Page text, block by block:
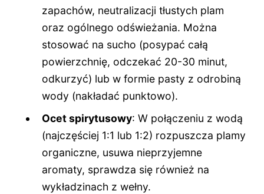
zapachów, neutralizacji tłustych plam
oraz ogólnego odświeżania. Można
stosować na sucho (posypać całą
powierzchnię, odczekać 20-30 minut,
odkurzyć) lub w formie pasty z odrobiną
wody (nakładać punktowo).
Ocet spirytusowy: W połączeniu z wodą
(najczęściej 1:1 lub 1:2) rozpuszcza plamy
organiczne, usuwa nieprzyjemne
aromaty, sprawdza się również na
wykładzinach z wełny.